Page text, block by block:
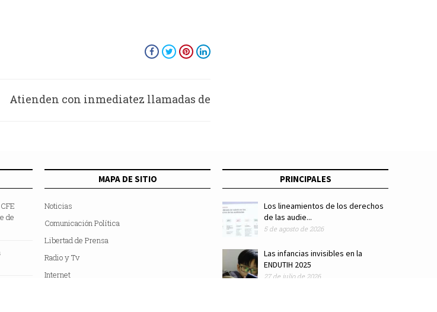
Atienden con inmediatez llamadas de
de
MAPA DE SITIO
Noticias
Comunicación Política
Libertad de Prensa
Radio y Tv
Internet
PRINCIPALES
Los lineamientos de los derechos
de las audie...
5 de agosto de 2026
Las infancias invisibles en la
ENDUTIH 2025
27 de julio de 2026